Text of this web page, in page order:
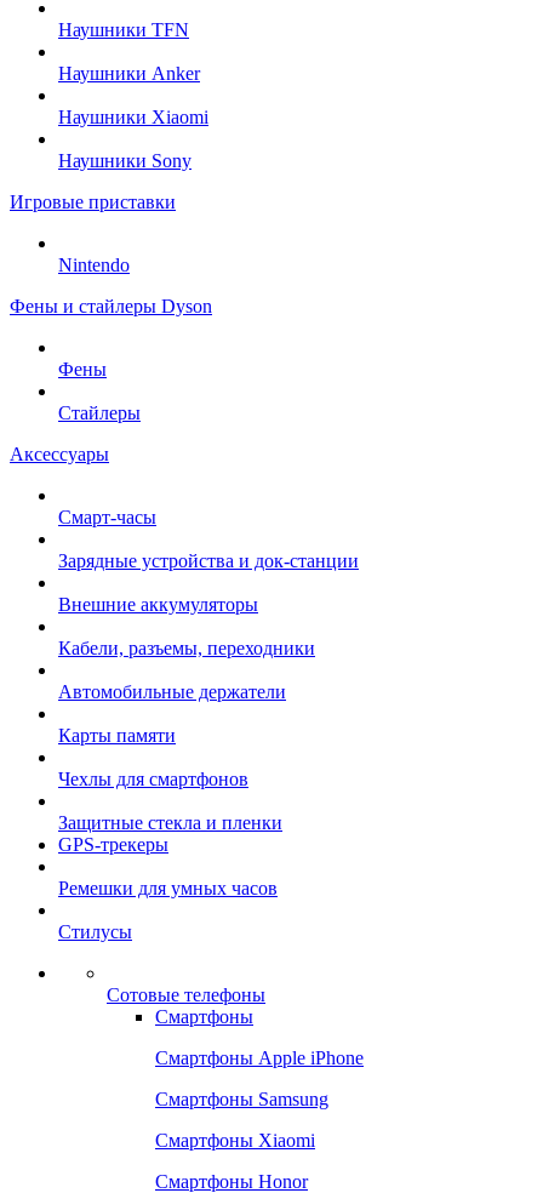
Наушники TFN
Наушники Anker
Наушники Xiaomi
Наушники Sony
Игровые приставки
Nintendo
Фены и стайлеры Dyson
Фены
Стайлеры
Аксессуары
Смарт-часы
Зарядные устройства и док-станции
Внешние аккумуляторы
Кабели, разъемы, переходники
Автомобильные держатели
Карты памяти
Чехлы для смартфонов
Защитные стекла и пленки
GPS-трекеры
Ремешки для умных часов
Стилусы
Сотовые телефоны
Смартфоны
Смартфоны Apple iPhone
Смартфоны Samsung
Смартфоны Xiaomi
Смартфоны Honor